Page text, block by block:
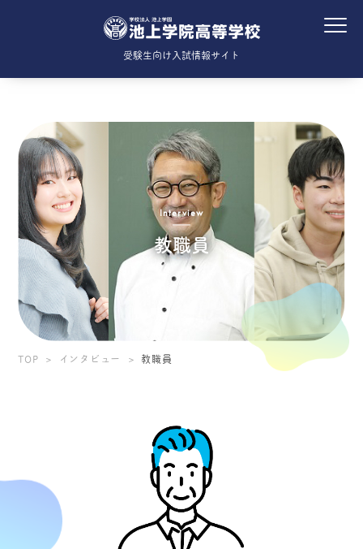
受験生向け入試情報サイト
Interview
教職員
TOP インタビュー 教職員